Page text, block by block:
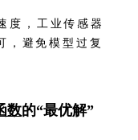
度，工业传感器
，避免模型过复
数的“最优解”